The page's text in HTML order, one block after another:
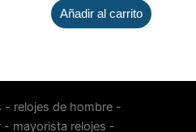
Añadir al carrito